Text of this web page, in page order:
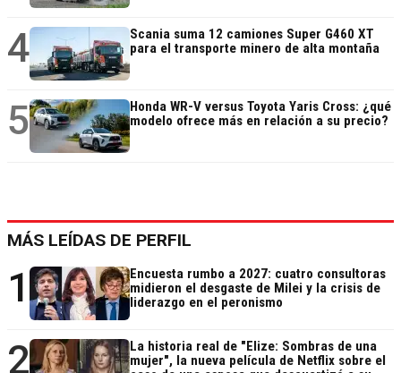
4
Scania suma 12 camiones Super G460 XT
para el transporte minero de alta montaña
5
Honda WR-V versus Toyota Yaris Cross: ¿qué
modelo ofrece más en relación a su precio?
MÁS LEÍDAS DE PERFIL
1
Encuesta rumbo a 2027: cuatro consultoras
midieron el desgaste de Milei y la crisis de
liderazgo en el peronismo
2
La historia real de "Elize: Sombras de una
mujer", la nueva película de Netflix sobre el